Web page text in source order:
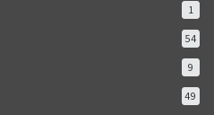
1
54
9
49